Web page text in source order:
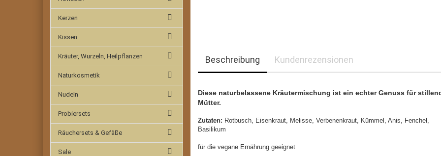
Beschreibung Kundenrezensionen
Diese naturbelassene Kräutermischung ist ein echter Genuss für
Mütter.
Zutaten: Rotbusch, Eisenkraut, Melisse, Verbenenkraut, Kümmel, Anis, Fenchel,
Basilikum
für die vegane Ernährung geeignet
Kerzen
Kissen
Kräuter, Wurzeln, Heilpflanzen
Naturkosmetik
Nudeln
Probiersets
Räuchersets & Gefäße
Sale